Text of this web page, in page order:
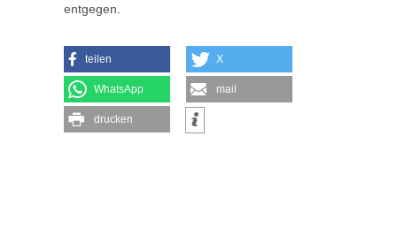
entgegen.
teilen X
WhatsApp mail
drucken